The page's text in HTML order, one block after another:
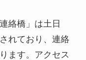
絡橋」は土日
れており、連絡
ます。アクセス